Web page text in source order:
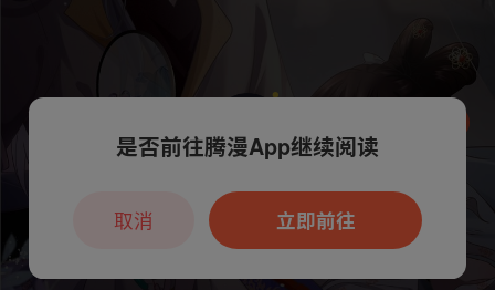
本章节仅支持App阅读，可打开App新用
户7天免费看
是否前往腾漫App继续阅读
立即前往
取消